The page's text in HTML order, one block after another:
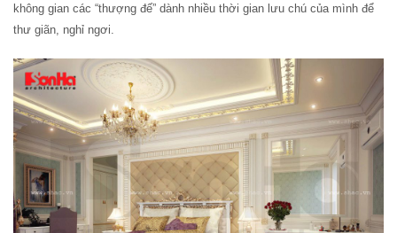
không gian các “thượng đế” dành nhiều thời gian lưu chú của mình để
thư giãn, nghỉ ngơi.